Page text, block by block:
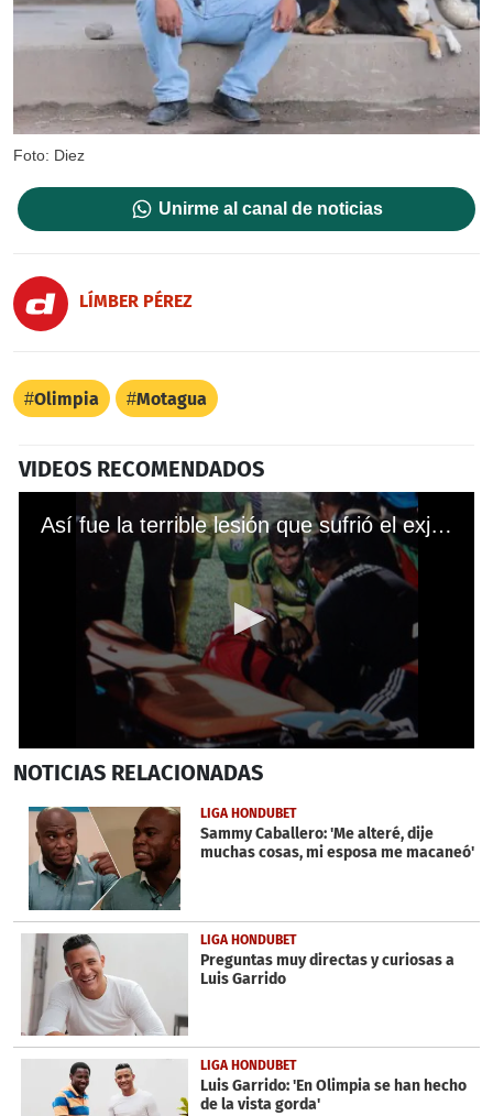
Foto: Diez
Unirme al canal de noticias
LÍMBER PÉREZ
Olimpia Motagua
VIDEOS RECOMENDADOS
Así fue la terrible lesión que sufrió el exjugador de Marathón, Israel Silva.
seconds
32
seconds
NOTICIAS RELACIONADAS
LIGA HONDUBET
Sammy Caballero: 'Me alteré, dije
muchas cosas, mi esposa me macaneó'
LIGA HONDUBET
Preguntas muy directas y curiosas a
Luis Garrido
LIGA HONDUBET
Luis Garrido: 'En Olimpia se han hecho
de la vista gorda'